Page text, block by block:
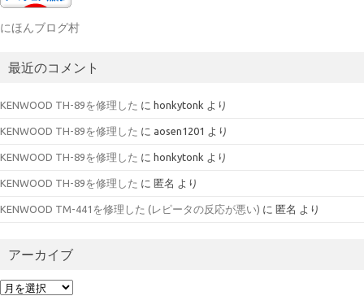
にほんブログ村
最近のコメント
KENWOOD TH-89を修理した に honkytonk より
KENWOOD TH-89を修理した に aosen1201 より
KENWOOD TH-89を修理した に honkytonk より
KENWOOD TH-89を修理した に 匿名 より
KENWOOD TM-441を修理した (レピータの反応が悪い) に 匿名 より
アーカイブ
ア